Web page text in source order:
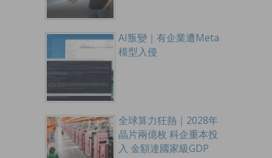
AI叛變｜有企業遭Meta
模型入侵
全球算力狂熱｜2028年
晶片兩億枚 科企重本投
入 金額達國家級GDP